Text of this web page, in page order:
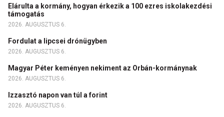
Elárulta a kormány, hogyan érkezik a 100 ezres iskolakezdési
támogatás
2026. AUGUSZTUS 6.
Fordulat a lipcsei drónügyben
2026. AUGUSZTUS 6.
Magyar Péter keményen nekiment az Orbán-kormánynak
2026. AUGUSZTUS 6.
Izzasztó napon van túl a forint
2026. AUGUSZTUS 6.